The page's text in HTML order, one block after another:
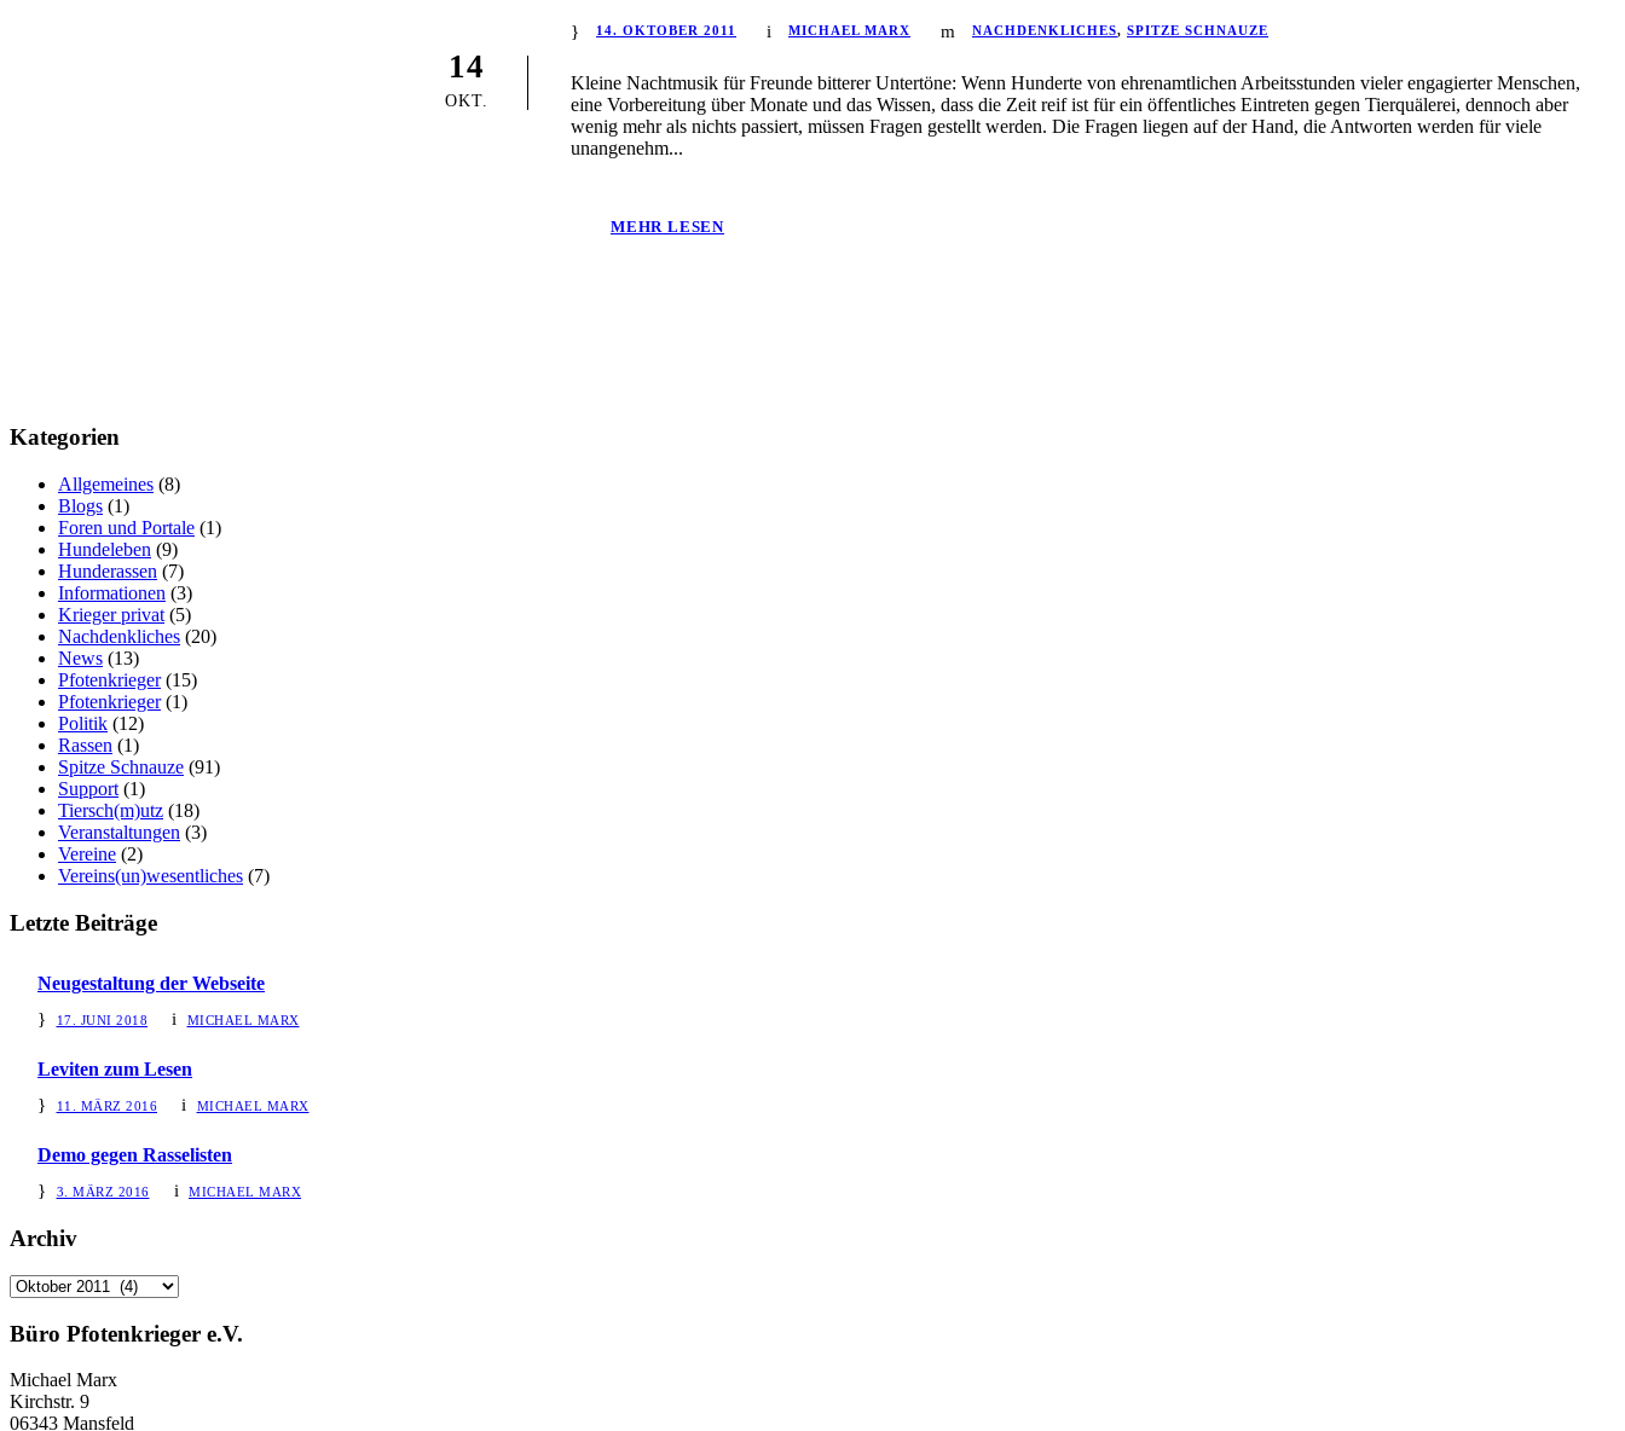
14
OKT.
14. OKTOBER 2011 MICHAEL MARX NACHDENKLICHES, SPITZE SCHNAUZE
Kleine Nachtmusik für Freunde bitterer Untertöne: Wenn Hunderte von ehrenamtlichen Arbeitsstunden vieler engagierter Menschen,
eine Vorbereitung über Monate und das Wissen, dass die Zeit reif ist für ein öffentliches Eintreten gegen Tierquälerei, dennoch aber
wenig mehr als nichts passiert, müssen Fragen gestellt werden. Die Fragen liegen auf der Hand, die Antworten werden für viele
unangenehm...
MEHR LESEN
Kategorien
Allgemeines (8)
Blogs (1)
Foren und Portale (1)
Hundeleben (9)
Hunderassen (7)
Informationen (3)
Krieger privat (5)
Nachdenkliches (20)
News (13)
Pfotenkrieger(15)
Pfotenkrieger(1)
Politik (12)
Rassen (1)
Spitze Schnauze (91)
Support (1)
Tiersch(m)utz (18)
Veranstaltungen (3)
Vereine (2)
Vereins(un)wesentliches (7)
Letzte Beiträge
Neugestaltung der Webseite
17. JUNI 2018 MICHAEL MARX
Leviten zum Lesen
11. MÄRZ 2016 MICHAEL MARX
Demo gegen Rasselisten
3. MÄRZ 2016 MICHAEL MARX
Archiv
Archiv
Büro Pfotenkrieger e.V.
Michael Marx
Kirchstr. 9
06343 Mansfeld